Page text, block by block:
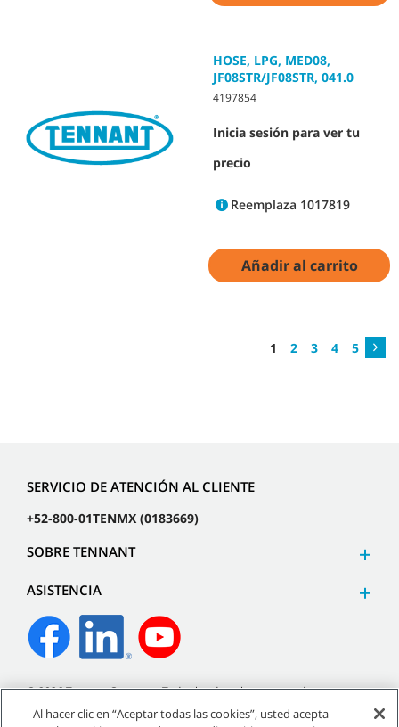
HOSE, LPG, MED08,
JF08STR/JF08STR, 041.0
4197854
Inicia sesión para ver tu
precio
Reemplaza 1017819
Añadir al carrito
1 2 3 4 5
SERVICIO DE ATENCIÓN AL CLIENTE
+52-800-01TENMX (0183669)
SOBRE TENNANT
ASISTENCIA
©2026Tennant Company. Todos los derechos reservados.
Al hacer clic en “Aceptar todas las cookies”, usted acepta